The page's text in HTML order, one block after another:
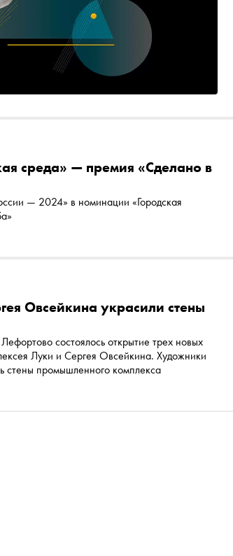
среда» — премия «Сделано в
— 2024» в номинации «Городская
Овсейкина украсили стены
состоялось открытие трех новых
Луки и Сергея Овсейкина. Художники
стены промышленного комплекса